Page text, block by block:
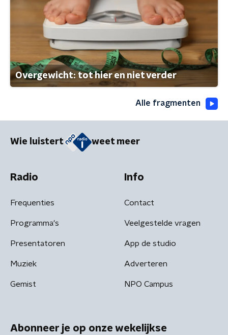
Overgewicht: tot hier en niet verder
Alle fragmenten
Wie luistert weet meer
Radio
Frequenties
Programma's
Presentatoren
Muziek
Gemist
Info
Contact
Veelgestelde vragen
App de studio
Adverteren
NPO Campus
Abonneer je op onze wekelijkse